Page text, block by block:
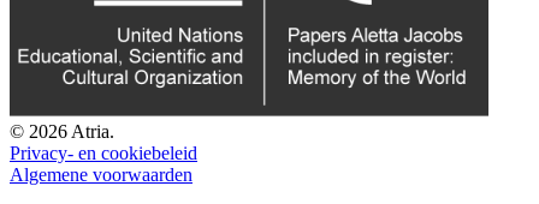
© 2026 Atria.
Privacy- en cookiebeleid
Algemene voorwaarden